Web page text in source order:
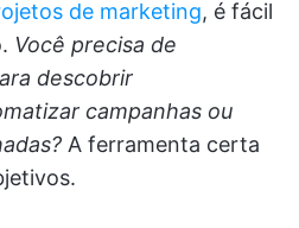
de marketing, é fácil
Você precisa de
descobrir
campanhas ou
A ferramenta certa